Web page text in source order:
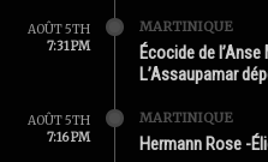
AOÛT 5TH
7:31 PM
MARTINIQUE
Écocide de
L’Assaupamar
AOÛT 5TH
7:16 PM
MARTINIQUE
Hermann Rose -